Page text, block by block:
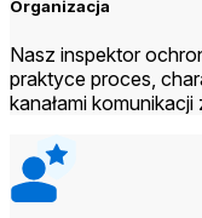
Organizacja
Nasz inspektor
praktyce proces,
kanałami